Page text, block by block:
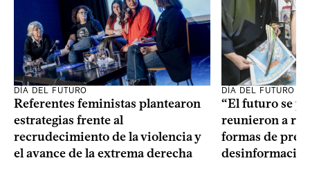
DÍA DEL FUTURO
Referentes feministas plantearon
estrategias frente al
recrudecimiento de la violencia y
el avance de la extrema derecha
DÍA DEL FUTURO
“El futuro se
reunieron a
formas de